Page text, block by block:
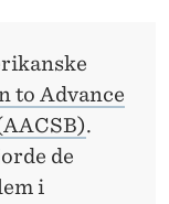
to Advance
.
de
i